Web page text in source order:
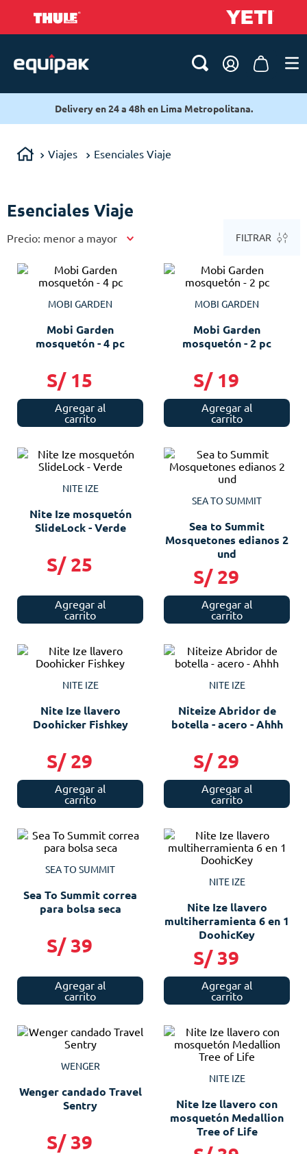
Delivery en 24 a 48h en Lima Metropolitana.
Viajes Esenciales Viaje
Esenciales Viaje
Precio: menor a mayor FILTRAR
MOBI GARDEN
Mobi Garden
mosquetón - 4 pc
S/ 15
Agregar al
carrito
MOBI GARDEN
Mobi Garden
mosquetón - 2 pc
S/ 19
Agregar al
carrito
NITE IZE
Nite Ize mosquetón
SlideLock - Verde
S/ 25
Agregar al
carrito
SEA TO SUMMIT
Sea to Summit
Mosquetones edianos 2
und
S/ 29
Agregar al
carrito
NITE IZE
Nite Ize llavero
Doohicker Fishkey
S/ 29
Agregar al
carrito
NITE IZE
Niteize Abridor de
botella - acero - Ahhh
S/ 29
Agregar al
carrito
SEA TO SUMMIT
Sea To Summit correa
para bolsa seca
S/ 39
Agregar al
carrito
NITE IZE
Nite Ize llavero
multiherramienta 6 en 1
DoohicKey
S/ 39
Agregar al
carrito
WENGER
Wenger candado Travel
Sentry
S/ 39
NITE IZE
Nite Ize llavero con
mosquetón Medallion
Tree of Life